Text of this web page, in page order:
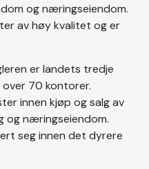
og næringseiendom.
av høy kvalitet og er
er landets tredje
70 kontorer.
innen kjøp og salg av
og næringseiendom.
seg innen det dyrere